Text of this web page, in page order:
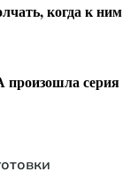
когда к ним
серия